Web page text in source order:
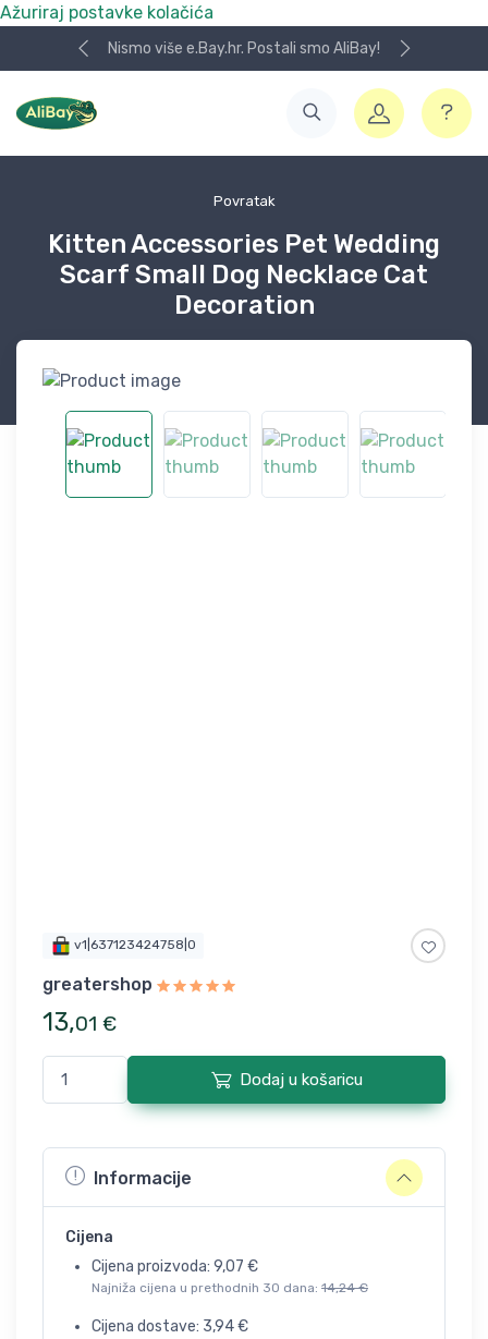
Ažuriraj postavke kolačića
Nismo više e.Bay.hr. Postali smo AliBay!
Povratak
Kitten Accessories Pet Wedding
Scarf Small Dog Necklace Cat
Decoration
v1|637123424758|0
greatershop
13,01 €
Dodaj u košaricu
Informacije
Cijena
Cijena proizvoda: 9,07 €
Najniža cijena u prethodnih 30 dana: 14,24 €
Cijena dostave: 3,94€